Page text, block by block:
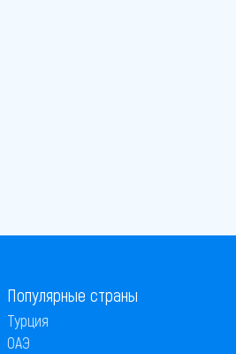
Популярные страны
Турция
ОАЭ